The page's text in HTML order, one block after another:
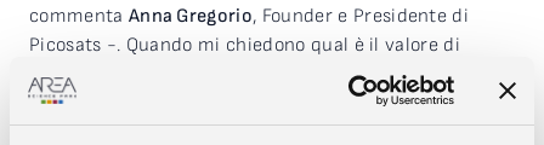
commenta Anna Gregorio, Founder e Presidente di
Picosats -. Quando mi chiedono qual è il valore di
PICOSATS, sembra ovvio ma la risposta è il team!
Lavorare con ragazzi e ragazze, giovanissimi, è ogni
giorno più bello. Gestire persone così intelligenti può